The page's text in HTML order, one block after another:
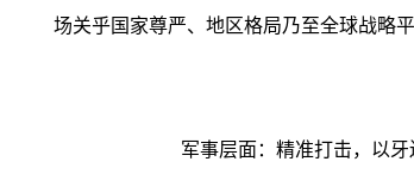
场关乎国家尊严、地区格局乃至全球战略
军事层面：精准打击，以牙